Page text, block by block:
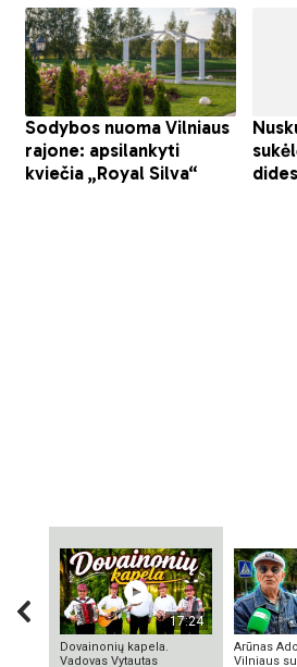
17:24
Dovainonių kapela.
Vadovas Vytautas
Arūnas
Vilniaus